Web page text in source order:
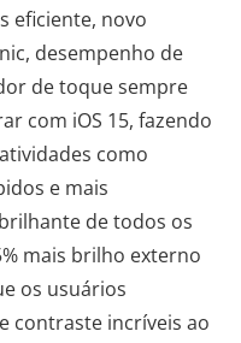
eficiente, novo
desempenho de
de toque sempre
com iOS 15, fazendo
como
e mais
de todos os
mais brilho externo
os usuários
contraste incríveis ao